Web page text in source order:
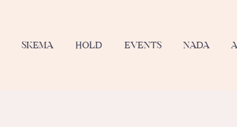
SKEMA HOLD EVENTS NADA